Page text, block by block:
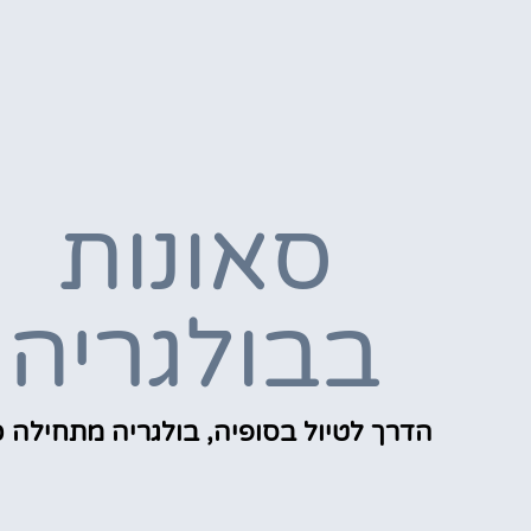
סאונות
בבולגריה
הדרך לטיול בסופיה, בולגריה מתחילה